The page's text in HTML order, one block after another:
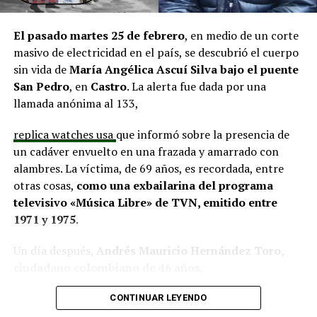
situación similar, señalando que en su comuna tienen
proyectos elegibles tanto en PMU como en PMB, pero
que hasta la fecha no han recibido respuesta clara sobre
si se entregarán los recursos.“Preocupa esta situación,
estos son proyectos que vienen trabajándose desde
hace tiempo y que hoy están en riesgo por la falta de
En la comuna deCuraco de Vélez, la alcaldesa Javiera
Yáñezindicó que históricamente la Subdere ha apoyado
a los municipios en diversos proyectos y que confía en
que durante el año se asignen nuevos recursos, aunque
reconoció una disminución evidente en comparación
ha presentado iniciativas por más de 200 millones de
a los esfuerzos, los fondos aún no han llegado,
generando preocupación en su equipo municipal.
El pasado martes 25 de febrero, en medio de un corte
masivo de electricidad en el país, se descubrió el cuerpo
sin vida deMaría Angélica Ascuí Silvabajo el puente
San Pedro, en Castro. La alerta fue dada por una
llamada anónima al 133,
replica watches usa que informó sobre la presencia de
un cadáver envuelto en una frazada y amarrado con
alambres. La víctima, de 69 años, es recordada, entre
otras cosas, como una exbailarina del programa
televisivo «Música Libre» de TVN, emitido entre
1971 y 1975.
Un día después,
Andrés Mauricio Hernández Toro,
se entregó voluntariamente a la Segunda
CONTINUAR LEYENDO